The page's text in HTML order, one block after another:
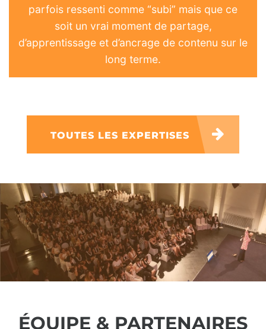
parfois ressenti comme “subi” mais que ce
soit un vrai moment de partage,
d’apprentissage et d’ancrage de contenu sur le
long terme.
TOUTES LES EXPERTISES
ÉQUIPE & PARTENAIRES